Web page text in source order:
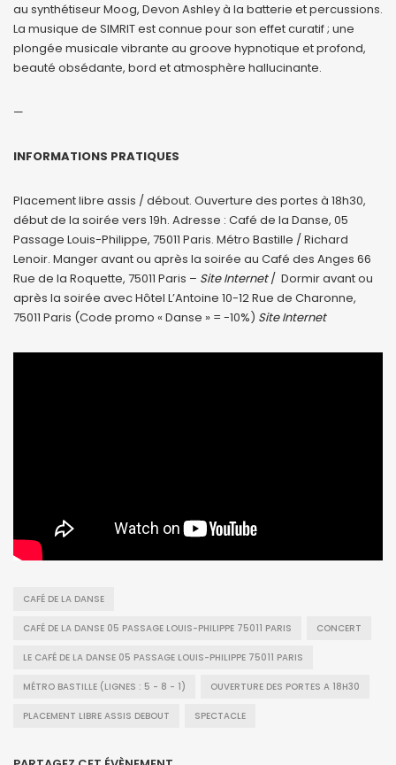
au synthétiseur Moog, Devon Ashley à la batterie et percussions.
La musique de SIMRIT est connue pour son effet curatif ; une
plongée musicale vibrante au groove hypnotique et profond,
beauté obsédante, bord et atmosphère hallucinante.
—
INFORMATIONS PRATIQUES
Placement libre assis / débout. Ouverture des portes à 18h30,
début de la soirée vers 19h. Adresse : Café de la Danse, 05
Passage Louis-Philippe, 75011 Paris. Métro Bastille / Richard
Lenoir. Manger avant ou après la soirée au Café des Anges 66
Rue de la Roquette, 75011 Paris – Site Internet/ Dormir avant ou
après la soirée avec Hôtel L’Antoine 10-12 Rue de Charonne,
75011 Paris (Code promo « Danse » = -10%) Site Internet
CAFÉ DE LA DANSE
CAFÉ DE LA DANSE 05 PASSAGE LOUIS-PHILIPPE 75011 PARIS CONCERT
LE CAFÉ DE LA DANSE 05 PASSAGE LOUIS-PHILIPPE 75011 PARIS
MÉTRO BASTILLE (LIGNES : 5 - 8 - 1) OUVERTURE DES PORTES A 18H30
PLACEMENT LIBRE ASSIS DEBOUT SPECTACLE